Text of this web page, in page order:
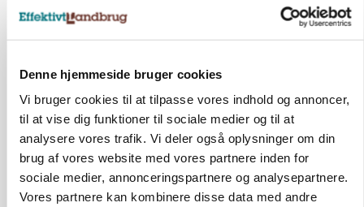
Denne hjemmeside bruger cookies
Vi bruger cookies til at tilpasse vores indhold og annoncer,
til at vise dig funktioner til sociale medier og til at
analysere vores trafik. Vi deler også oplysninger om din
brug af vores website med vores partnere inden for
sociale medier, annonceringspartnere og analysepartnere.
Vores partnere kan kombinere disse data med andre